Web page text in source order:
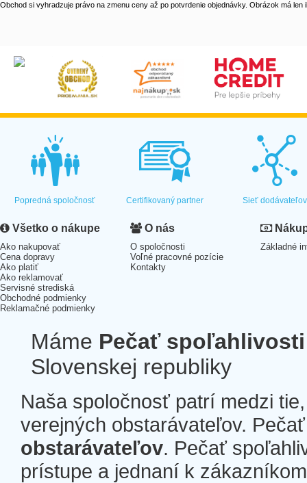
Obchod si vyhradzuje právo na zmenu ceny až po potvrdenie objednávky. Obrázok má len
Popredná spoločnosť Certifikovaný partner Sieť dodávateľov
Všetko o nákupe
Ako nakupovať
Cena dopravy
Ako platiť
Ako reklamovať
Servisné strediská
Obchodné podmienky
Reklamačné podmienky
O nás
O spoločnosti
Voľné pracovné pozície
Kontakty
Základné
Máme Pečať spoľahlivosti
Slovenskej republiky
Naša spoločnosť patrí medzi
verejných obstarávateľov.
obstarávateľov. Pečať
prístupe a jednaní k